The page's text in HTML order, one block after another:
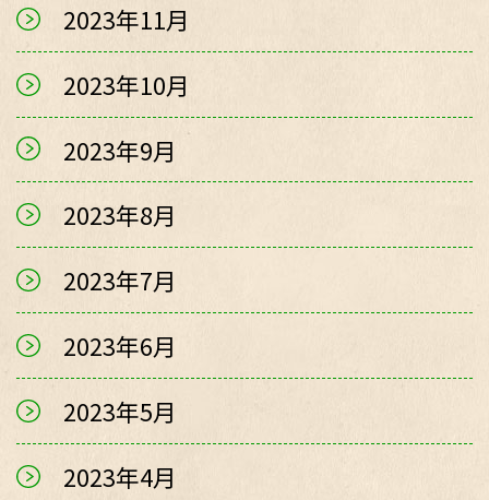
2023年11月
2023年10月
2023年9月
2023年8月
2023年7月
2023年6月
2023年5月
2023年4月